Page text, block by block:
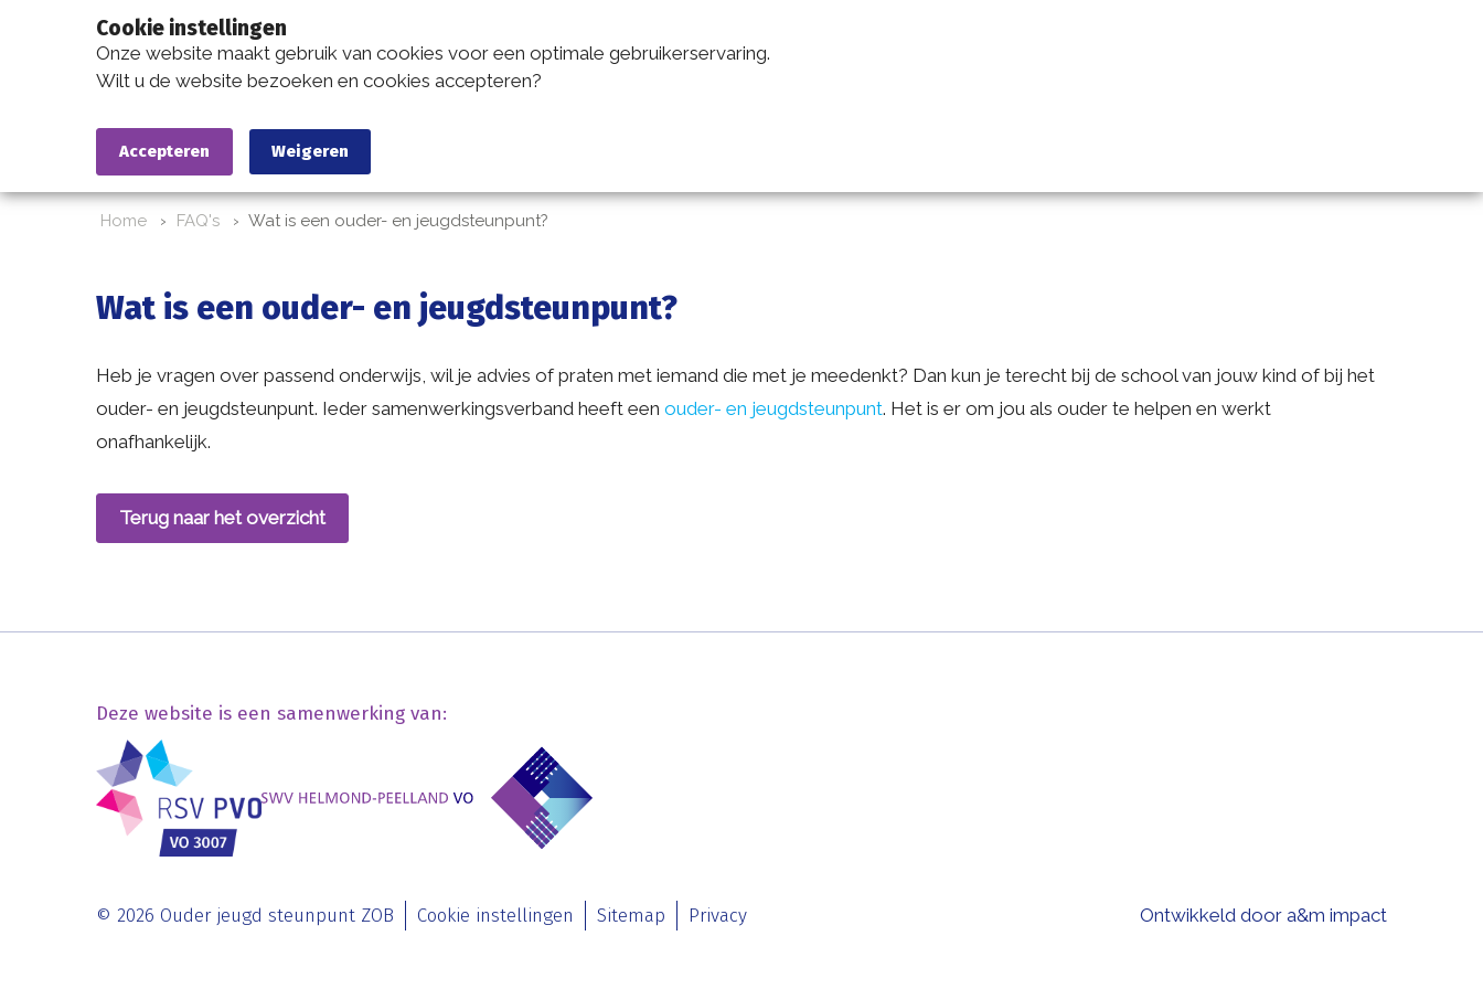
Cookie instellingen
Onze website maakt gebruik van cookies voor een optimale gebruikerservaring.
Wilt u de website bezoeken en cookies accepteren?
Accepteren Weigeren
OUDERS
Home FAQ's Wat is een ouder- en jeugdsteunpunt?
Wat is een ouder- en jeugdsteunpunt?
Heb je vragen over passend onderwijs, wil je advies of praten met iemand die met je meedenkt? Dan kun je terecht bij de school van jouw kind of bij het
ouder- en jeugdsteunpunt. Ieder samenwerkingsverband heeft een ouder- en jeugdsteunpunt. Het is er om jou als ouder te helpen en werkt
onafhankelijk.
Terug naar het overzicht
Deze website is een samenwerking van:
© 2026 Ouder jeugd steunpunt ZOB Cookie instellingen Sitemap Privacy Ontwikkeld door a&m impact